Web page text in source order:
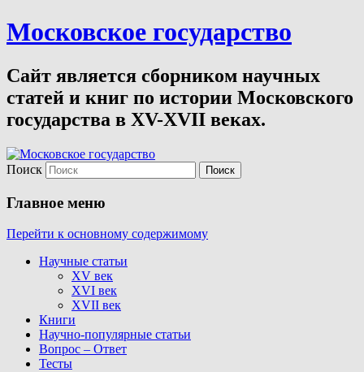
Московское государство
Сайт является сборником научных
статей и книг по истории Московского
государства в XV-XVII веках.
Поиск
Главное меню
Перейти к основному содержимому
Научные статьи
XV век
XVI век
XVII век
Книги
Научно-популярные статьи
Вопрос – Ответ
Тесты